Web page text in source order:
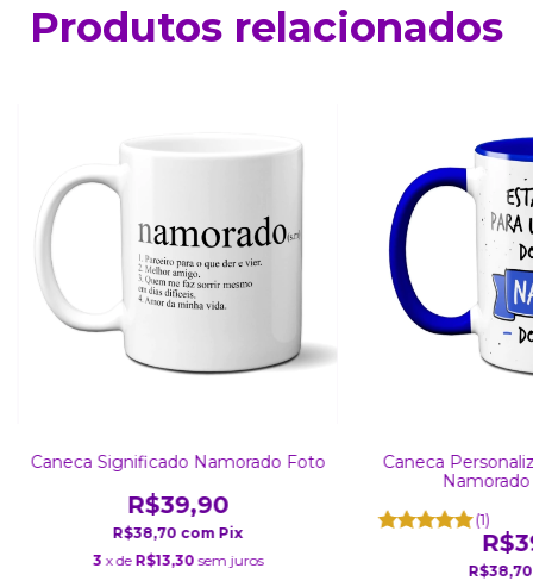
Produtos relacionados
Caneca Significado Namorado Foto
R$39,90
R$38,70 com Pix
3 x de R$13,30 sem juros
Caneca
(1)